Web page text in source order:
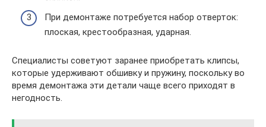
При демонтаже потребуется набор отверток:
плоская, крестообразная, ударная.
Специалисты советуют заранее приобретать клипсы,
которые удерживают обшивку и пружину, поскольку во
время демонтажа эти детали чаще всего приходят в
негодность.